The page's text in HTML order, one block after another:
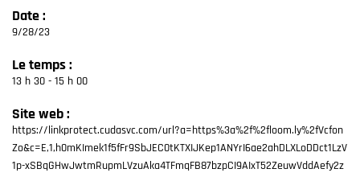
Date :
9/28/23
Le temps :
13 h 30 - 15 h 00
Site web :
https://linkprotect.cudasvc.com/url?a=https%3a%2f%2floom.ly%2fVcfon
Zo&c=E,1,h0mKImek1f5fFr9SbJEC0tKTXIJKep1ANYrI6ae2ahDLXLoDDct1LzV
1p-xSBqGHwJwtmRupmLVzuAka4TFmqFB87bzpCI9AIxT52ZeuwVddAefy2z